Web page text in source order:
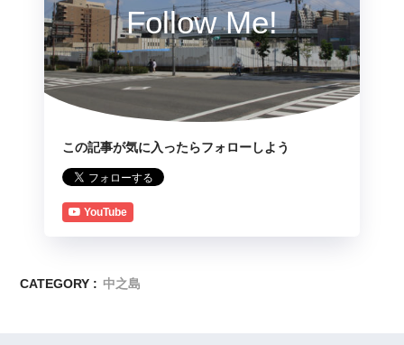
Follow Me!
この記事が気に入ったらフォローしよう
YouTube
CATEGORY : 中之島